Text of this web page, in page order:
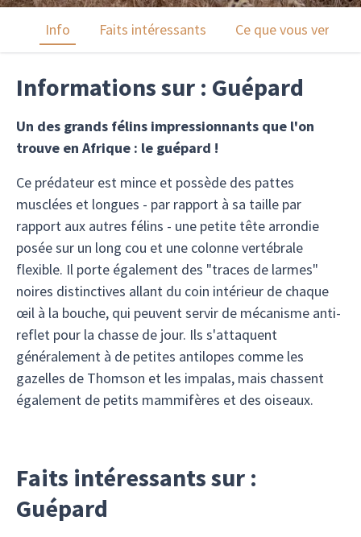
Info Faits intéressants Ce que vous verrez
Informations sur : Guépard
Un des grands félins impressionnants que l'on
trouve en Afrique : le guépard !
Ce prédateur est mince et possède des pattes
musclées et longues - par rapport à sa taille par
rapport aux autres félins - une petite tête arrondie
posée sur un long cou et une colonne vertébrale
flexible. Il porte également des "traces de larmes"
noires distinctives allant du coin intérieur de chaque
œil à la bouche, qui peuvent servir de mécanisme anti-
reflet pour la chasse de jour. Ils s'attaquent
généralement à de petites antilopes comme les
gazelles de Thomson et les impalas, mais chassent
également de petits mammifères et des oiseaux.
Faits intéressants sur :
Guépard